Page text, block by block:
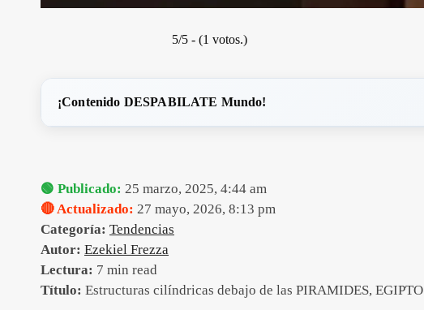
5/5 - (1 votos.)
¡Contenido DESPABILATE Mundo!
🟢 Publicado: 25 marzo, 2025, 4:44 am
🔴 Actualizado: 27 mayo, 2026, 8:13 pm
Categoría: Tendencias
Autor: Ezekiel Frezza
Lectura: 7 min read
Título: Estructuras cilíndricas debajo de las PIRAMIDES, EGIPTO